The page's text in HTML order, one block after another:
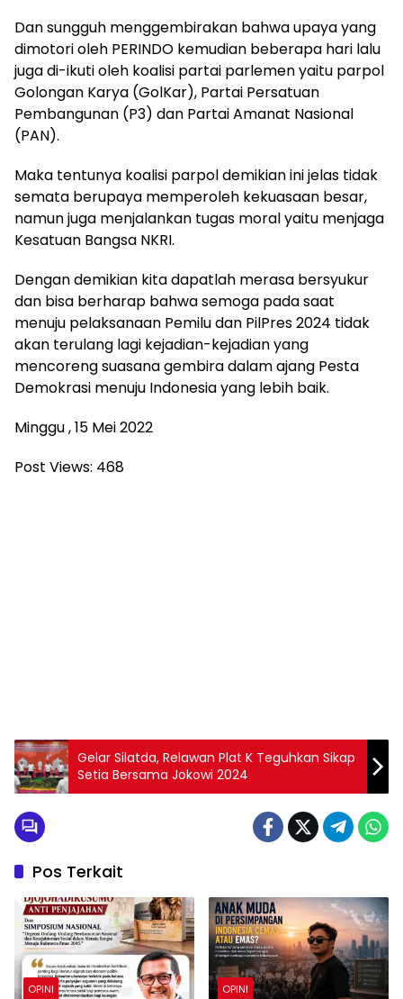
Dan sungguh menggembirakan bahwa upaya yang
dimotori oleh PERINDO kemudian beberapa hari lalu
juga di-ikuti oleh koalisi partai parlemen yaitu parpol
Golongan Karya (GolKar), Partai Persatuan
Pembangunan (P3) dan Partai Amanat Nasional
(PAN).
Maka tentunya koalisi parpol demikian ini jelas tidak
semata berupaya memperoleh kekuasaan besar,
namun juga menjalankan tugas moral yaitu menjaga
Kesatuan Bangsa NKRI.
Dengan demikian kita dapatlah merasa bersyukur
dan bisa berharap bahwa semoga pada saat
menuju pelaksanaan Pemilu dan PilPres 2024 tidak
akan terulang lagi kejadian-kejadian yang
mencoreng suasana gembira dalam ajang Pesta
Demokrasi menuju Indonesia yang lebih baik.
Minggu , 15 Mei 2022
Post Views: 468
Gelar Silatda, Relawan Plat K Teguhkan Sikap
Setia Bersama Jokowi 2024
Pos Terkait
OPINI OPINI